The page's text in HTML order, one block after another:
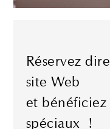
Réservez
site Web
et bénéficiez
spéciaux !